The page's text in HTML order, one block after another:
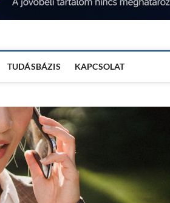
TUDÁSBÁZIS KAPCSOLAT